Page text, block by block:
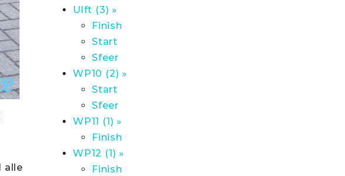
alle
Ulft (3) »
Finish
Start
Sfeer
WP10 (2) »
Start
Sfeer
WP11 (1) »
Finish
WP12 (1) »
Finish